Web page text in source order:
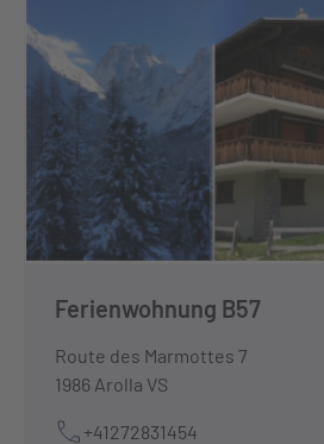
Ferienwohnung B57
Route des Marmottes 7
1986 Arolla VS
+41272831454